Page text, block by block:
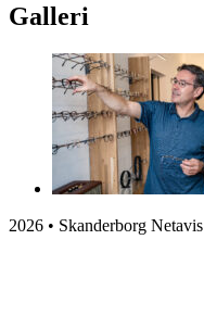
Galleri
2026 • Skanderborg Netavis